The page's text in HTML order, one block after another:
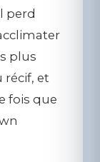
perd
plus
récif, et
fois que